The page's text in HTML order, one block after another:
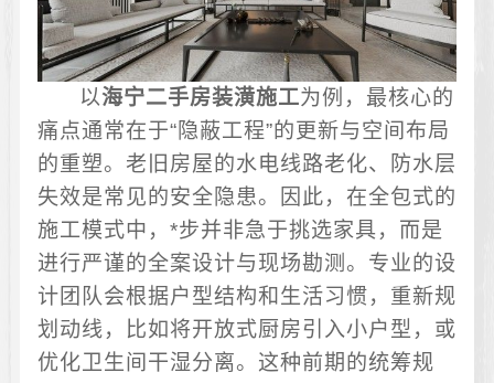
以海宁二手房装潢施工为例，最核心的
痛点通常在于“隐蔽工程”的更新与空间布局
的重塑。老旧房屋的水电线路老化、防水层
失效是常见的安全隐患。因此，在全包式的
施工模式中，*步并非急于挑选家具，而是
进行严谨的全案设计与现场勘测。专业的设
计团队会根据户型结构和生活习惯，重新规
划动线，比如将开放式厨房引入小户型，或
优化卫生间干湿分离。这种前期的统筹规